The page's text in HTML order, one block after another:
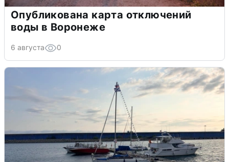
Опубликована карта отключений
воды в Воронеже
6 августа 0